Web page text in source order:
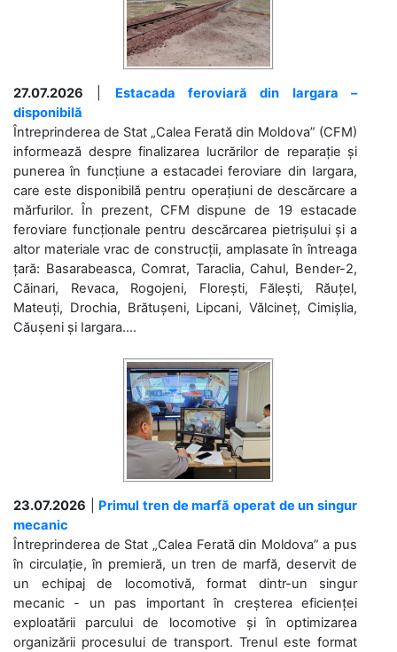
27.07.2026
Estacada feroviară din Iargara –
disponibilă
Întreprinderea de Stat „Calea Ferată din Moldova” (CFM)
informează despre finalizarea lucrărilor de reparație și
punerea în funcțiune a estacadei feroviare din Iargara,
care este disponibilă pentru operațiuni de descărcare a
mărfurilor. În prezent, CFM dispune de 19 estacade
feroviare funcționale pentru descărcarea pietrișului și a
altor materiale vrac de construcții, amplasate în întreaga
țară: Basarabeasca, Comrat, Taraclia, Cahul, Bender-2,
Căinari, Revaca, Rogojeni, Florești, Fălești, Răuțel,
Mateuți, Drochia, Brătușeni, Lipcani, Vălcineț, Cimișlia,
Căușeni și Iargara....
23.07.2026
Primul tren de marfă operat de un singur
mecanic
Întreprinderea de Stat „Calea Ferată din Moldova” a pus
în circulație, în premieră, un tren de marfă, deservit de
un echipaj de locomotivă, format dintr-un singur
mecanic - un pas important în creșterea eficienței
exploatării parcului de locomotive și în optimizarea
organizării procesului de transport. Trenul este format